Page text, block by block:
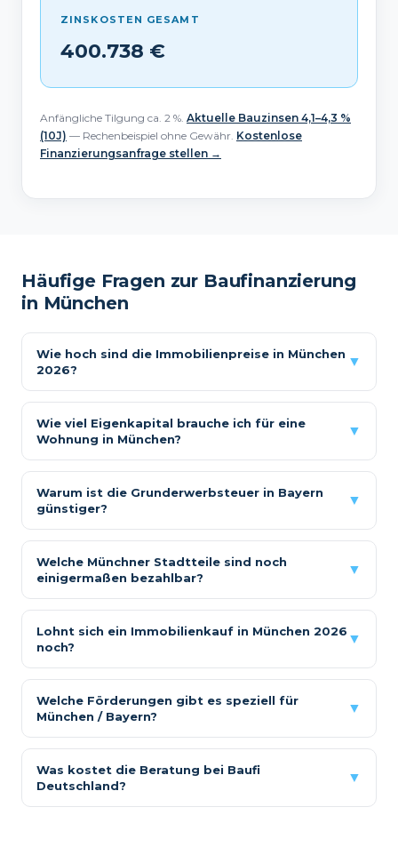
ZINSKOSTEN GESAMT
400.738 €
Anfängliche Tilgung ca. 2 %. Aktuelle Bauzinsen 4,1–4,3 %
(10J) — Rechenbeispiel ohne Gewähr. Kostenlose
Finanzierungsanfrage stellen →
Häufige Fragen zur Baufinanzierung
in München
Wie hoch sind die Immobilienpreise in München
2026?
▼
Wie viel Eigenkapital brauche ich für eine
Wohnung in München?
▼
Warum ist die Grunderwerbsteuer in Bayern
günstiger?
▼
Welche Münchner Stadtteile sind noch
einigermaßen bezahlbar?
▼
Lohnt sich ein Immobilienkauf in München 2026
noch?
▼
Welche Förderungen gibt es speziell für
München / Bayern?
▼
Was kostet die Beratung bei Baufi
Deutschland?
▼